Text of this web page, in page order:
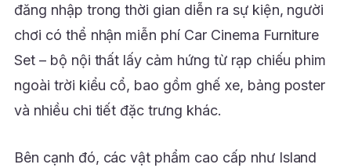
đăng nhập trong thời gian diễn ra sự kiện, người
chơi có thể nhận miễn phí Car Cinema Furniture
Set – bộ nội thất lấy cảm hứng từ rạp chiếu phim
ngoài trời kiểu cổ, bao gồm ghế xe, bảng poster
và nhiều chi tiết đặc trưng khác.
Bên cạnh đó, các vật phẩm cao cấp như Island